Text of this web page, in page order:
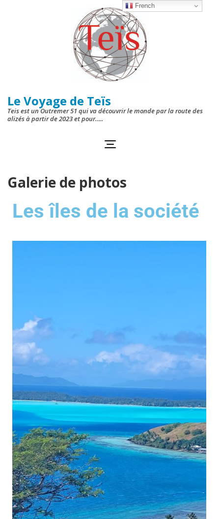
Le Voyage de Teïs
Teis est un Outremer 51 qui va découvrir le monde par la route des
alizés à partir de 2023 et pour…..
Galerie de photos
Les îles de la société
French